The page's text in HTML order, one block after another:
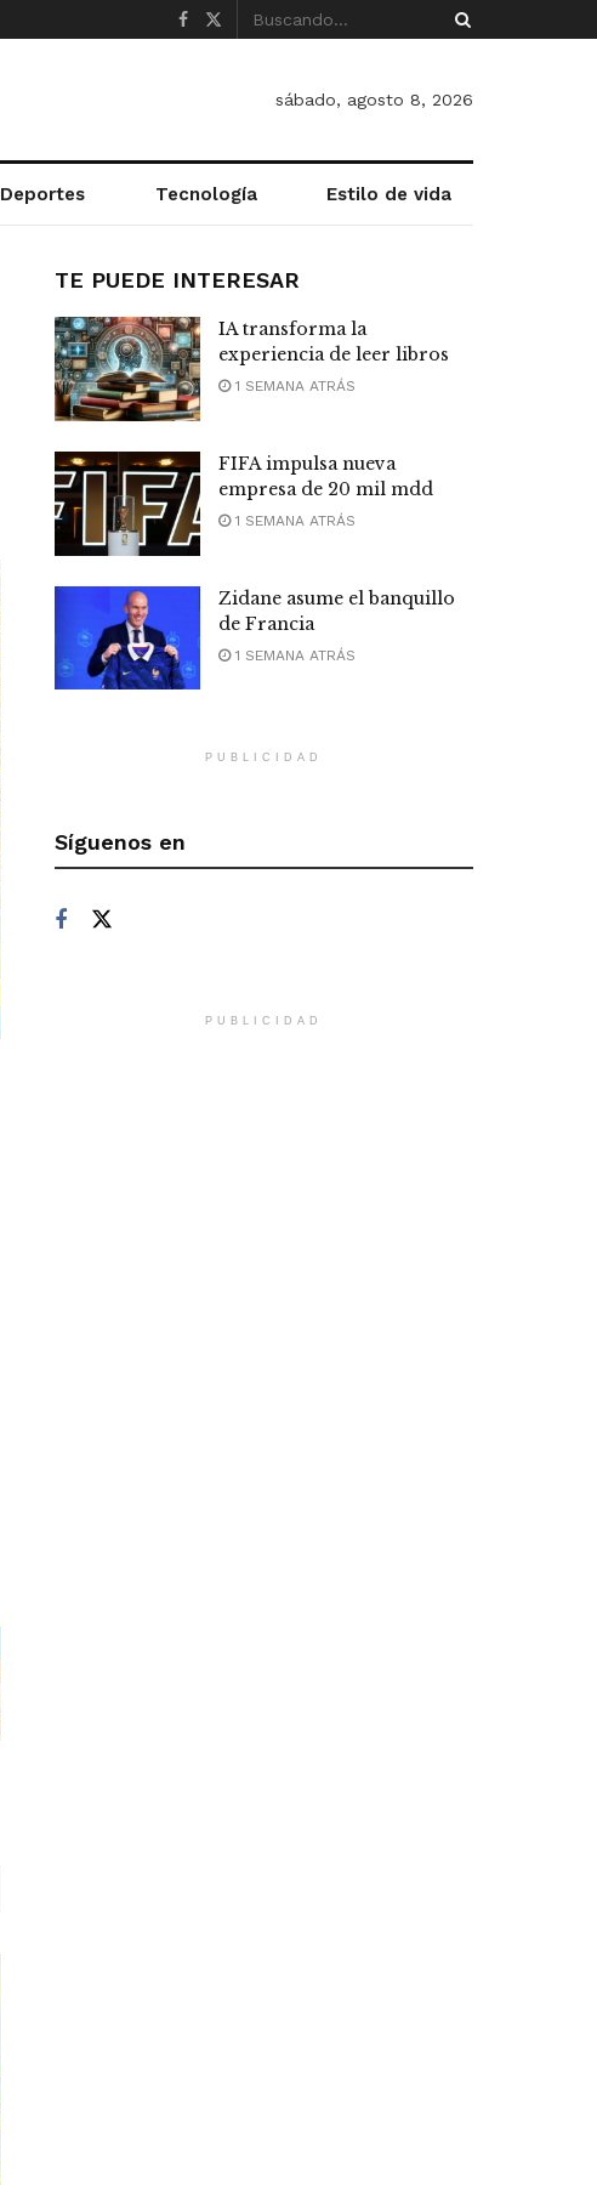
sábado, agosto 8, 2026
Deportes Tecnología Estilo de vida
TE PUEDE INTERESAR
IA transforma la
experiencia de leer libros
1 SEMANA ATRÁS
FIFA impulsa nueva
empresa de 20 mil mdd
1 SEMANA ATRÁS
Zidane asume el banquillo
de Francia
1 SEMANA ATRÁS
PUBLICIDAD
Síguenos en
PUBLICIDAD